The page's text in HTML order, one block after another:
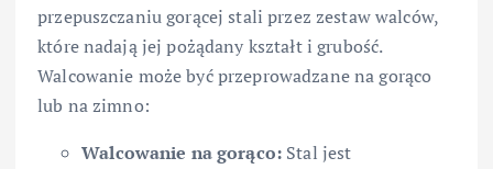
przepuszczaniu gorącej stali przez zestaw walców,
które nadają jej pożądany kształt i grubość.
Walcowanie może być przeprowadzane na gorąco
lub na zimno:
Walcowanie na gorąco: Stal jest